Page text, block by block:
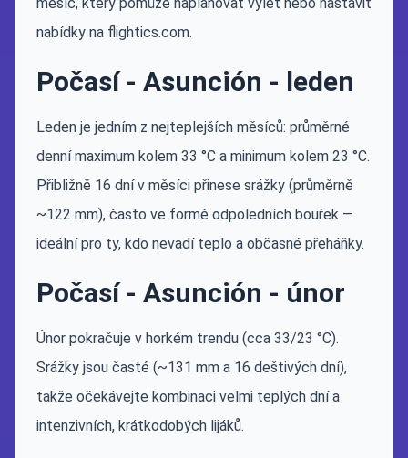
nabídky na flightics.com.
Počasí - Asunción - leden
Leden je jedním z nejteplejších měsíců: průměrné
denní maximum kolem 33 °C a minimum kolem 23 °C.
Přibližně 16 dní v měsíci přinese srážky (průměrně
~122 mm), často ve formě odpoledních bouřek —
ideální pro ty, kdo nevadí teplo a občasné přeháňky.
Počasí - Asunción - únor
Únor pokračuje v horkém trendu (cca 33/23 °C).
Srážky jsou časté (~131 mm a 16 deštivých dní),
takže očekávejte kombinaci velmi teplých dní a
intenzivních, krátkodobých lijáků.